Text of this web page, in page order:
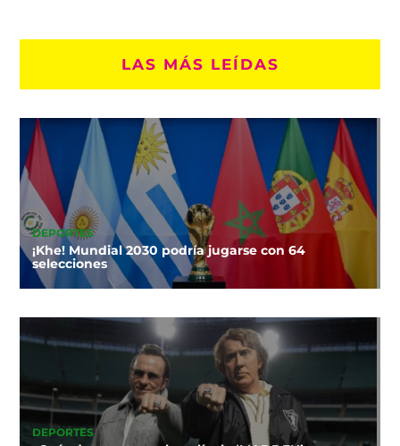
LAS MÁS LEÍDAS
DEPORTES
¡Khe! Mundial 2030 podría jugarse con 64
selecciones
DEPORTES